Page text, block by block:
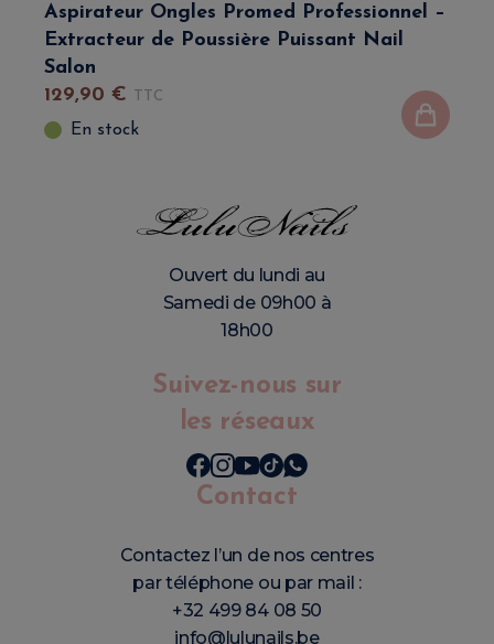
Aspirateur Ongles Promed Professionnel –
Extracteur de Poussière Puissant Nail
Salon
129,90 € TTC
En stock
Ouvert du lundi au
Samedi de 09h00 à
18h00
Suivez-nous sur
les réseaux
Contact
Contactez l’un de nos centres
par téléphone ou par mail :
+32 499 84 08 50
info@lulunails.be